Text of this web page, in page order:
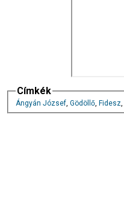
Címkék
Ángyán József, Gödöllő, Fidesz,